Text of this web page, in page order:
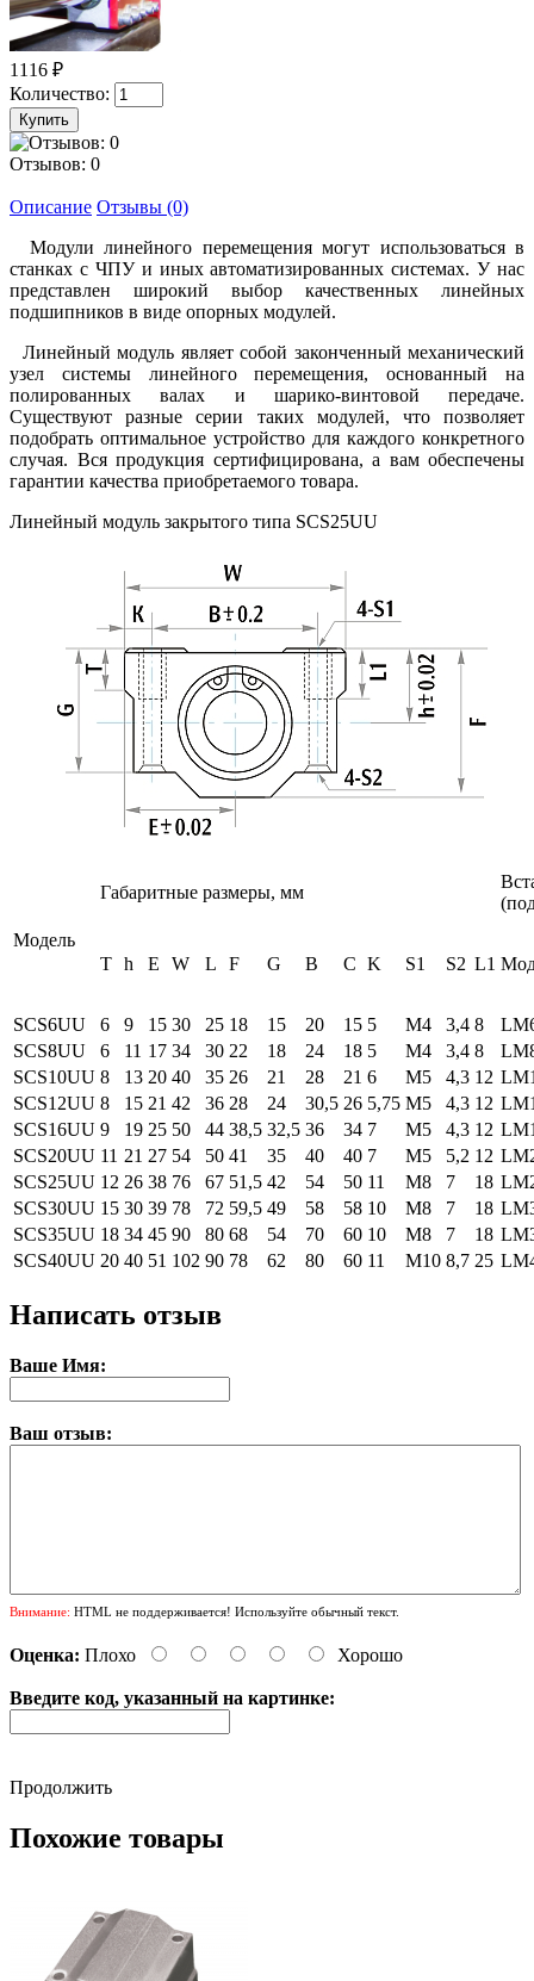
1116 ₽
Количество:
Отзывов: 0
Описание Отзывы (0)
Модули линейного перемещения могут использоваться в
станках с ЧПУ и иных автоматизированных системах. У нас
представлен широкий выбор качественных линейных
подшипников в виде опорных модулей.
Линейный модуль являет собой законченный механический
узел системы линейного перемещения, основанный на
полированных валах и шарико-винтовой передаче.
Существуют разные серии таких модулей, что позволяет
подобрать оптимальное устройство для каждого конкретного
случая. Вся продукция сертифицирована, а вам обеспечены
гарантии качества приобретаемого товара.
Линейный модуль закрытого типа SCS25UU
Модель
Габаритные размеры, мм
T h E W L F G B C K S1 S2 L1
SCS6UU 6 9 15 30 25 18 15 20 15 5 M4 3,4 8
SCS8UU
6 11 17 34 30 22 18 24 18 5 M4 3,4 8
SCS10UU 8 13 20 40 35 26 21 28 21 6 M5 4,3 12
SCS12UU 8 15 21 42 36 28 24 30,5 26 5,75 M5 4,3 12
SCS16UU 9 19 25 50 44 38,5 32,5 36 34 7 M5 4,3 12
SCS20UU 11 21 27 54 50 41 35 40 40 7 M5 5,2 12
SCS25UU 12 26 38 76 67 51,5 42 54 50 11 M8 7 18
SCS30UU 15 30 39 78 72 59,5 49 58 58 10 M8 7 18
SCS35UU 18 34 45 90 80 68 54 70 60 10 M8 7 18
SCS40UU 20 40 51 102 90 78 62 80 60 11 М10 8,7 25
Написать отзыв
Ваше Имя:
Ваш отзыв:
Внимание: HTML не поддерживается! Используйте обычный текст.
Оценка: Плохо Хорошо
Введите код, указанный на картинке:
Продолжить
Похожие товары